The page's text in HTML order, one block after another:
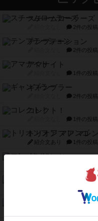
スチームローラーズ
2件の投稿
テンプテーション
2件の投稿
アマナイト
1件の投稿
ギャンブラー
2件の投稿
コレクト！
1件の投稿
トリオンフ ア マレ
紹介文あり 1件の投稿
エレメンツ
バー！パーティー